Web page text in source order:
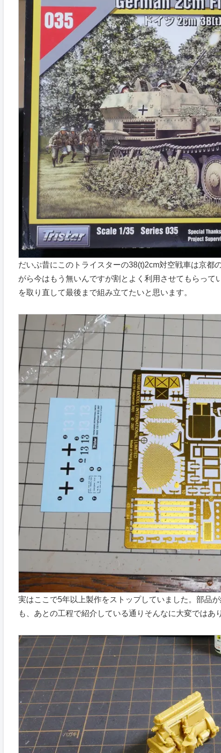
だいぶ昔にこのトライスターの38(t)2cm対空戦車は京
がら今はもう無いんですが割とよく利用させてもらっ
を取り直して最後まで組み立てたいと思います。
実はここで5年以上製作をストップしていました。部品
も、あとの工程で紹介している通りそんなに大変では